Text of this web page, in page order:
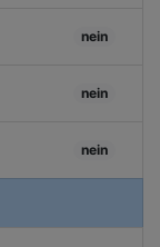
nein
nein
nein